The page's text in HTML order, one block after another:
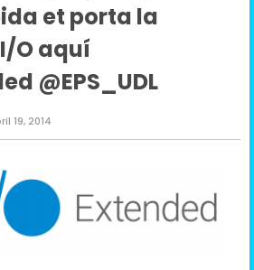
et porta la
O aquí
@EPS_UDL
19, 2014